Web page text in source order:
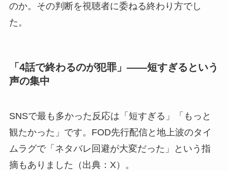
のか。その判断を視聴者に委ねる終わり方でし
た。
「4話で終わるのが犯罪」——短すぎるという
声の集中
SNSで最も多かった反応は「短すぎる」「もっと
観たかった」です。FOD先行配信と地上波のタイ
ムラグで「ネタバレ回避が大変だった」という指
摘もありました（出典：X）。